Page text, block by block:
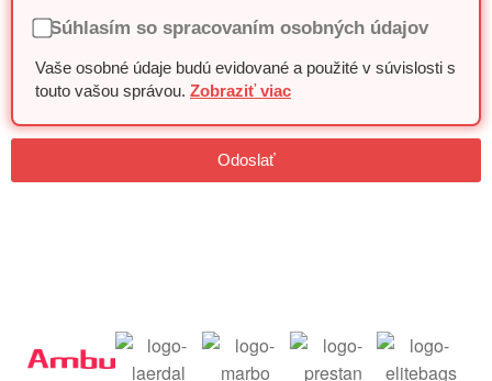
Súhlasím so spracovaním osobných údajov
Vaše osobné údaje budú evidované a použité v súvislosti s
touto vašou správou. Zobraziť viac
Odoslať